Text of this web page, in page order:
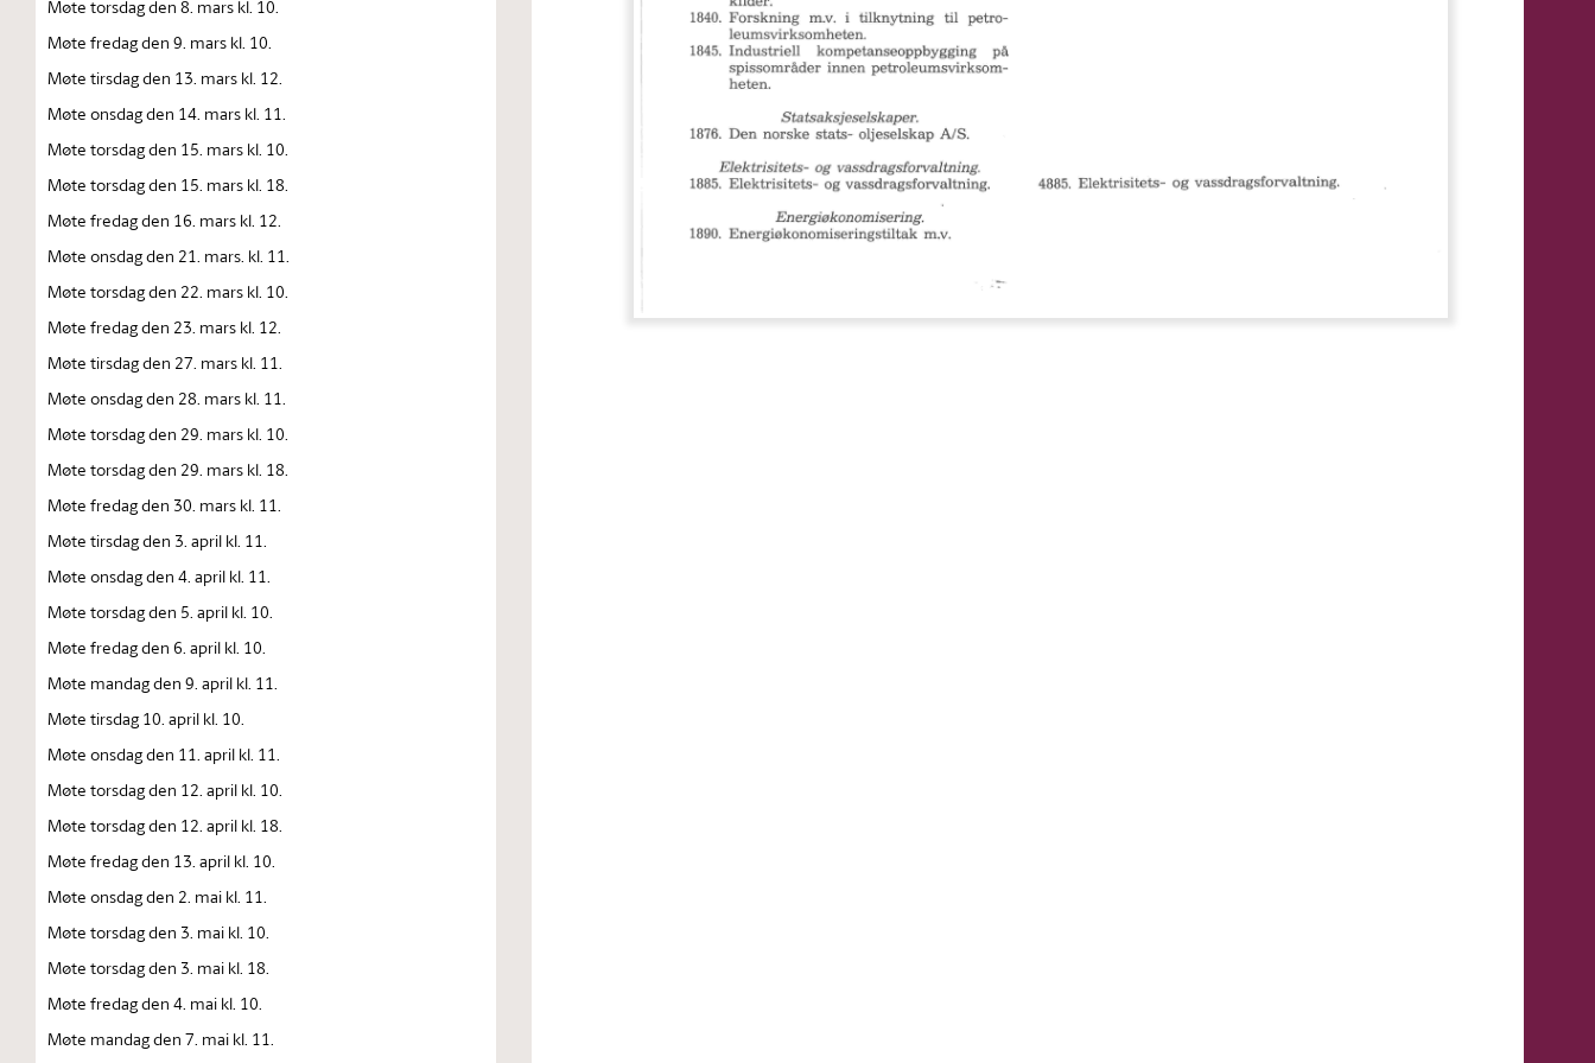
Møte torsdag den 8. mars kl. 10.
Møte fredag den 9. mars kl. 10.
Møte tirsdag den 13. mars kl. 12.
Møte onsdag den 14. mars kl. 11.
Møte torsdag den 15. mars kl. 10.
Møte torsdag den 15. mars kl. 18.
Møte fredag den 16. mars kl. 12.
Møte onsdag den 21. mars. kl. 11.
Møte torsdag den 22. mars kl. 10.
Møte fredag den 23. mars kl. 12.
Møte tirsdag den 27. mars kl. 11.
Møte onsdag den 28. mars kl. 11.
Møte torsdag den 29. mars kl. 10.
Møte torsdag den 29. mars kl. 18.
Møte fredag den 30. mars kl. 11.
Møte tirsdag den 3. april kl. 11.
Møte onsdag den 4. april kl. 11.
Møte torsdag den 5. april kl. 10.
Møte fredag den 6. april kl. 10.
Møte mandag den 9. april kl. 11.
Møte tirsdag 10. april kl. 10.
Møte onsdag den 11. april kl. 11.
Møte torsdag den 12. april kl. 10.
Møte torsdag den 12. april kl. 18.
Møte fredag den 13. april kl. 10.
Møte onsdag den 2. mai kl. 11.
Møte torsdag den 3. mai kl. 10.
Møte torsdag den 3. mai kl. 18.
Møte fredag den 4. mai kl. 10.
Møte mandag den 7. mai kl. 11.